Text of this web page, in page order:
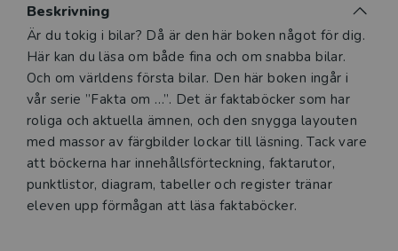
Beskrivning
Är du tokig i bilar? Då är den här boken något för dig.
Här kan du läsa om både fina och om snabba bilar.
Och om världens första bilar. Den här boken ingår i
vår serie ”Fakta om …”. Det är faktaböcker som har
roliga och aktuella ämnen, och den snygga layouten
med massor av färgbilder lockar till läsning. Tack vare
att böckerna har innehållsförteckning, faktarutor,
punktlistor, diagram, tabeller och register tränar
eleven upp förmågan att läsa faktaböcker.